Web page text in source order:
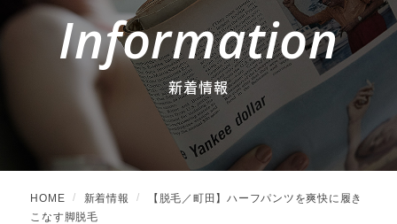
Information
新着情報
HOME 新着情報
【脱毛／町田】ハーフパンツを爽快に履き
こなす脚脱毛